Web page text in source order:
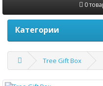
0
Категории
Tree Gift Box